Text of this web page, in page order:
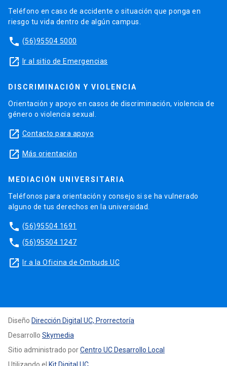
Teléfono en caso de accidente o situación que ponga en
riesgo tu vida dentro de algún campus.
phone (56)95504 5000
launch Ir al sitio de Emergencias
DISCRIMINACIÓN Y VIOLENCIA
Orientación y apoyo en casos de discriminación, violencia de
género o violencia sexual.
launch Contacto para apoyo
launch Más orientación
MEDIACIÓN UNIVERSITARIA
Teléfonos para orientación y consejo si se ha vulnerado
alguno de tus derechos en la universidad.
phone (56)95504 1691
phone (56)95504 1247
launch Ir a la Oficina de Ombuds UC
Diseño Dirección Digital UC, Prorrectoría
Desarrollo Skymedia
Sitio administrado porCentro UC Desarrollo Local